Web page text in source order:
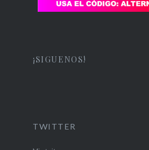
¡SIGUENOS!
TWITTER